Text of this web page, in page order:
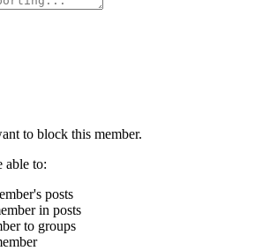
to block this member.
able to:
posts
in posts
to groups